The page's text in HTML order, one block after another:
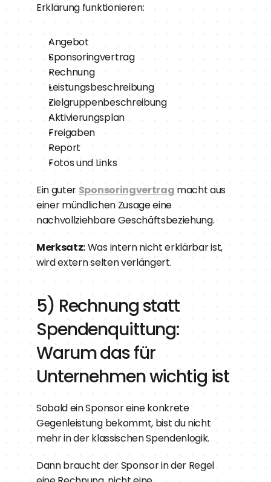
Erklärung funktionieren:
Angebot
Sponsoringvertrag
Rechnung
Leistungsbeschreibung
Zielgruppenbeschreibung
Aktivierungsplan
Freigaben
Report
Fotos und Links
Ein guter Sponsoringvertrag macht aus
einer mündlichen Zusage eine
nachvollziehbare Geschäftsbeziehung.
Merksatz: Was intern nicht erklärbar ist,
wird extern selten verlängert.
5) Rechnung statt
Spendenquittung:
Warum das für
Unternehmen wichtig ist
Sobald ein Sponsor eine konkrete
Gegenleistung bekommt, bist du nicht
mehr in der klassischen Spendenlogik.
Dann braucht der Sponsor in der Regel